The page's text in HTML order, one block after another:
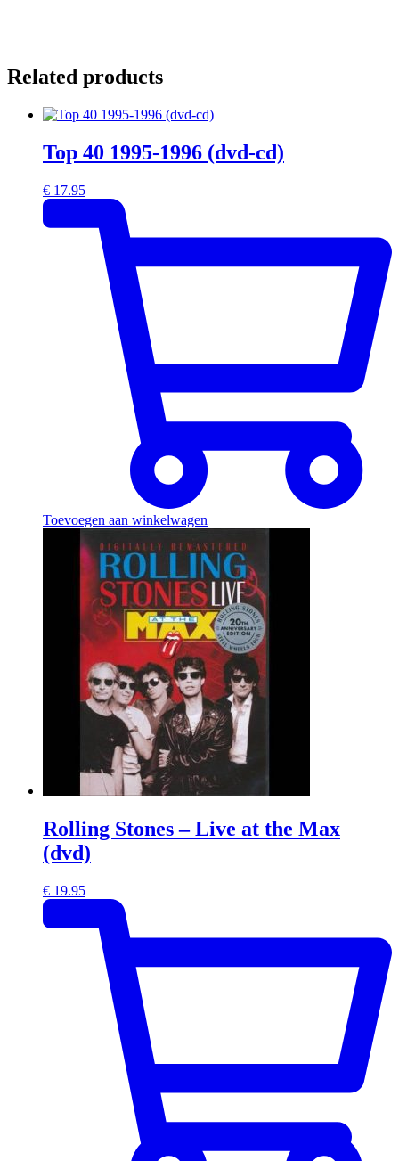
Related products
Top 40 1995-1996 (dvd-cd)
€ 17.95
Toevoegen aan winkelwagen
Rolling Stones – Live at the Max
(dvd)
€ 19.95